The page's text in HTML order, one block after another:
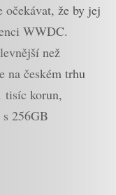
že by jej
WWDC.
než
na českém trhu
tisíc korun,
256GB